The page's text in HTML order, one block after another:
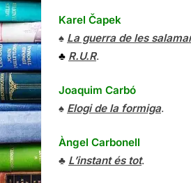
Karel Čapek
♠ La guerra de les
♣ R.U.R.
Joaquim Carbó
♠ Elogi de la formiga.
Àngel Carbonell
♣ L’instant és tot.